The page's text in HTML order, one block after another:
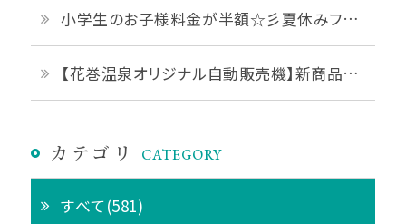
小学生のお子様料金が半額☆彡夏休みファミリープランご予約受付中です♪
【花巻温泉オリジナル自動販売機】新商品「花巻温泉ジェラート」販売開始♪
カテゴリ CATEGORY
すべて(581)